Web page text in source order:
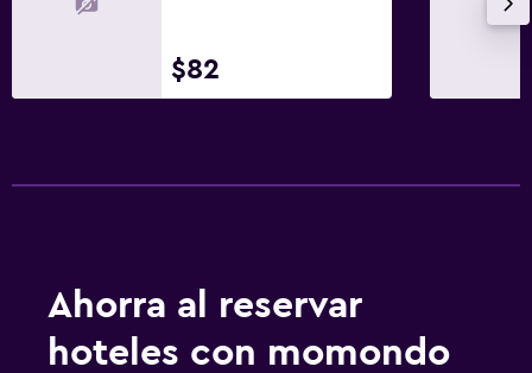
$82
Ahorra al reservar
hoteles con momondo